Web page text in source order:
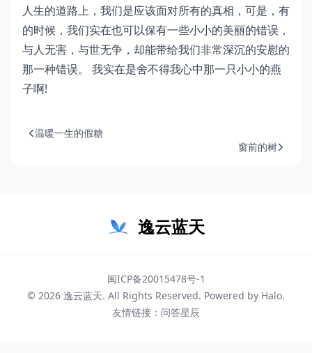
人生的道路上，我们是应该面对所有的真相，可是，有
的时候，我们实在也可以保有一些小小的美丽的错误，
与人无害，与世无争，却能带给我们非常深沉的安慰的
那一种错误。 我实在是舍不得我心中那一只小小的燕
子啊!
温暖一生的假糖
窗前的树
逸云蓝天
闽ICP备20015478号-1
© 2026 逸云蓝天. All Rights Reserved. Powered by Halo.
友情链接： 问答星辰